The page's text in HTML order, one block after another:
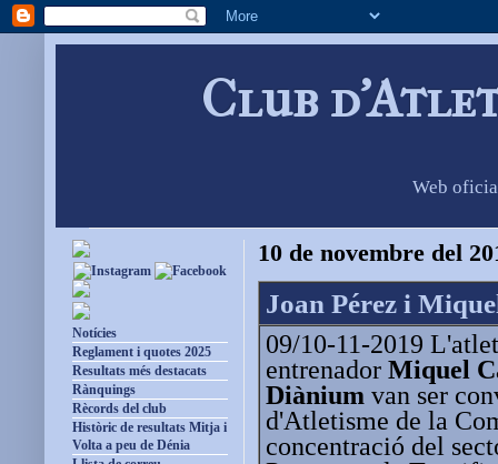
Club
Web
10 de novembre del
Joan Pérez i
09/10-11-2019
entrenador Miquel
Diànium van ser
d'Atletisme de la
concentració del
Notícies
Reglament i quotes 2025
Resultats més destacats
Rànquings
Rècords del club
Històric de resultats Mitja i
Volta a peu de Dénia